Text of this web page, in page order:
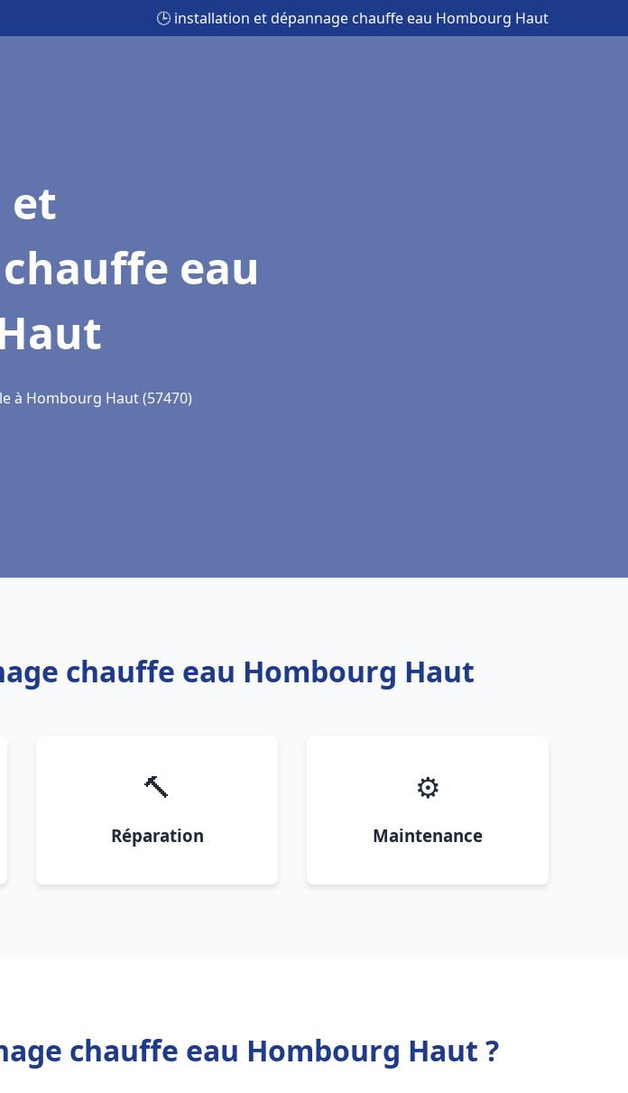
🕒 installation et dépannage chauffe eau Hombourg Haut
et
eau
à Hombourg Haut (57470)
chauffe eau Hombourg Haut
🔨
Réparation
⚙️
Maintenance
chauffe eau Hombourg Haut ?